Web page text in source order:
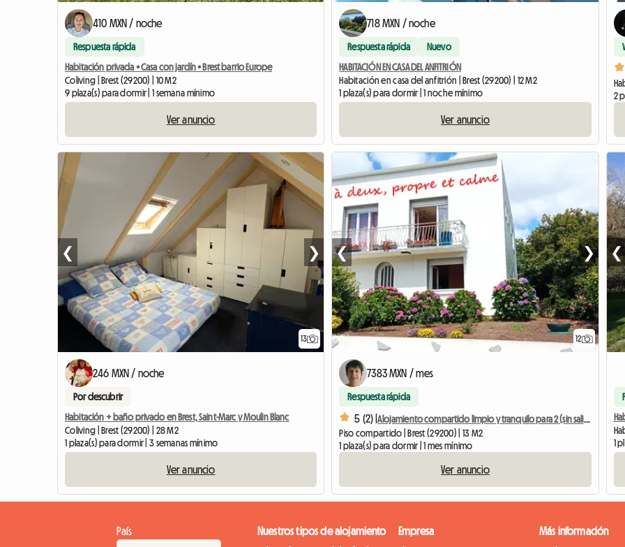
410 MXN / noche
Respuesta rápida
Habitación privada • Casa con jardín • Brest barrio Europe
Coliving | Brest (29200) | 10 M2
9 plaza(s) para dormir | 1 semana mínimo
Ver anuncio
718 MXN / noche
Respuesta rápida Nuevo
HABITACIÓN EN CASA DEL ANFITRIÓN
Habitación en casa del anfitrión | Brest (29200) | 12 M2
1 plaza(s) para dormir | 1 noche mínimo
Ver anuncio
2
13
❮ ❯
246 MXN / noche
Por descubrir
Habitación + baño privado en Brest, Saint-Marc y Moulin Blanc
Coliving | Brest (29200) | 28 M2
1 plaza(s) para dormir | 3 semanas mínimo
Ver anuncio
12
❮ ❯
7383 MXN / mes
Respuesta rápida
5 (2) |
Alojamiento compartido limpio y tranquilo para 2 (sin salida) para trabajo-estudio o contrato temporal.
Piso compartido | Brest (29200) | 13 M2
1 plaza(s) para dormir | 1 mes mínimo
Ver anuncio
❮
1
País Nuestros tipos de alojamiento Empresa Más información